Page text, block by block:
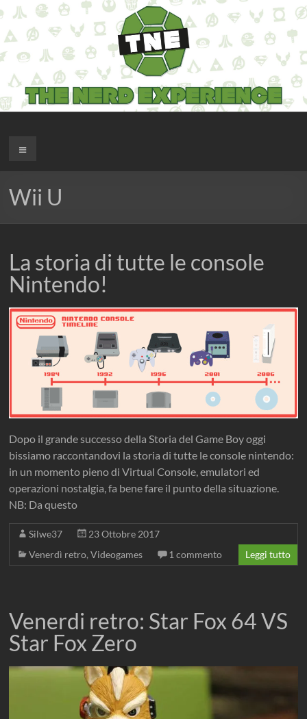
Salta
al
contenuto
The Nerd Experience
Menu
Wii U
La storia di tutte le console
Nintendo!
Dopo il grande successo della Storia del Game Boy oggi
bissiamo raccontandovi la storia di tutte le console nintendo:
in un momento pieno di Virtual Console, emulatori ed
operazioni nostalgia, fa bene fare il punto della situazione.
NB: Da questo
Silwe37
23 Ottobre 2017
Venerdì retro,Videogames 1 commento Leggi tutto
Venerdi retro: Star Fox 64 VS
Star Fox Zero